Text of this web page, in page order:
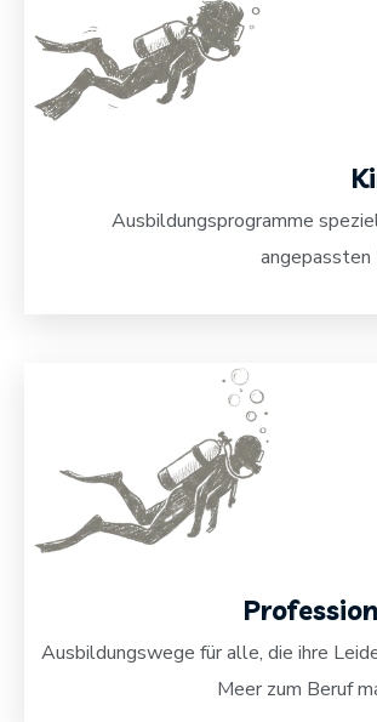
Ausbildungsprogramme
angepassten
Ausbildungswege für alle, die ihre
Meer zum Beruf